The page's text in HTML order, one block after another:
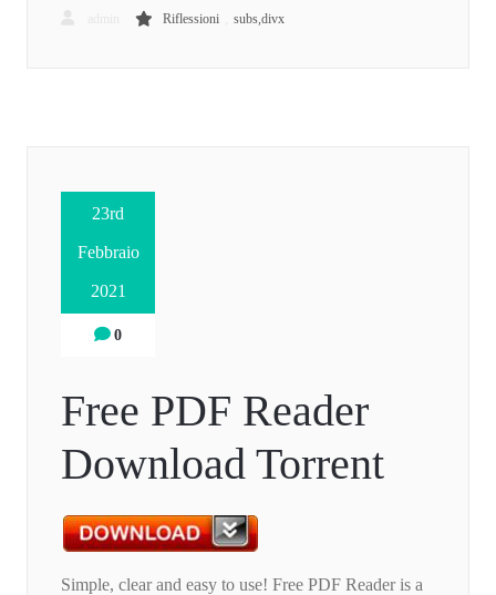
Riflessioni subs,divx
23rd
Febbraio
2021
0
Free PDF Reader
Download Torrent
Simple, clear and easy to use! Free PDF Reader is a